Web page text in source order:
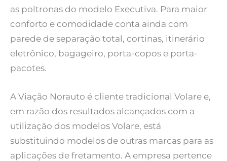
as poltronas do modelo Executiva. Para maior
conforto e comodidade conta ainda com
parede de separação total, cortinas, itinerário
eletrônico, bagageiro, porta-copos e porta-
pacotes.
A Viação Norauto é cliente tradicional Volare e,
em razão dos resultados alcançados com a
utilização dos modelos Volare, está
substituindo modelos de outras marcas para as
aplicações de fretamento. A empresa pertence